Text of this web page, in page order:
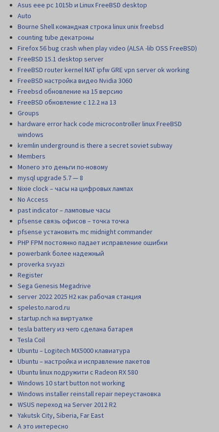
Asus eee pc 1015b и Linux FreeBSD desktop
Auto
Bourne Shell командная строка linux unix freebsd
counting tube декатроны
Firefox 56 bug crash when play video (ALSA -lib OSS FreeBSD)
FreeBSD 15.1 desktop server
FreeBSD router kernel NAT ipfw GRE vpn server ok working
FreeBSD настройка видео Nvidia 3060
Freebsd обновление на 15 версию
FreeBSD обновление с 12.2 на 13
Groups
hardware error hack code microcontroller linux FreeBSD
windows
kremlin underground is there a secret soviet subway
Members
Monero это деньги по-новому
mysql upgrade 5.7 — 8
Nixie clock – часы на цифровых лампах
No Access
past indicator – ламповые часы
pfsense связь офисов – точка точка
pfsense установить mc midnight commander
PHP FPM постоянно падает исправление ошибки
powerbank более надежный
proverka svyazi
Register
Sega Genesis Megadrive
server 2022 2025 H2 как рабочая станция
spelesto.narod.ru
startup.nch на виртуалке
tesla battery из чего сделана батарея
Tesla Coil
Ubuntu – Logitech MX5000 клавиатура
Ubuntu – настройка и исправление пакетов
Ubuntu linux подружити с Radeon RX 580
Windows 10 start button not working
Windows installer reinstall repair переустановка
WSUS переход на Server 2012 R2
Yakutsk City, Siberia, Far East
А это интересно